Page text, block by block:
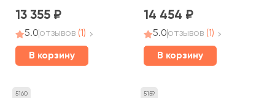
13 355
5.0отзывов (1)
В корзину
14 454
5.0отзывов (1)
В корзину
5160 5159